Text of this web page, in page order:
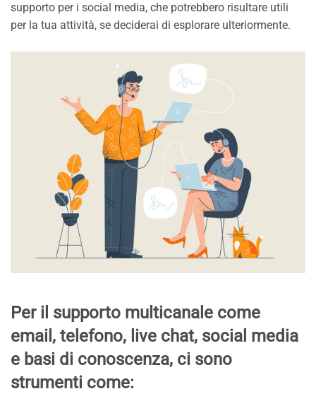
supporto per i social media, che potrebbero risultare utili
per la tua attività, se deciderai di esplorare ulteriormente.
Per il supporto multicanale come
email, telefono, live chat, social media
e basi di conoscenza, ci sono
strumenti come: